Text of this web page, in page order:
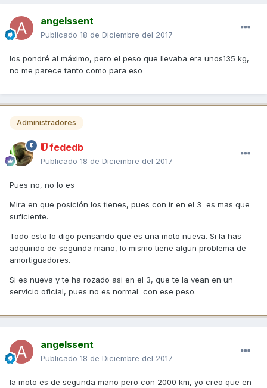
angelssent
Publicado 18 de Diciembre del 2017
los pondré al máximo, pero el peso que llevaba era unos135 kg,
no me parece tanto como para eso
Administradores
fededb
Publicado 18 de Diciembre del 2017
Pues no, no lo es
Mira en que posición los tienes, pues con ir en el 3 es mas que
suficiente.
Todo esto lo digo pensando que es una moto nueva. Si la has
adquirido de segunda mano, lo mismo tiene algun problema de
amortiguadores.
Si es nueva y te ha rozado asi en el 3, que te la vean en un
servicio oficial, pues no es normal con ese peso.
angelssent
Publicado 18 de Diciembre del 2017
la moto es de segunda mano pero con 2000 km, yo creo que en